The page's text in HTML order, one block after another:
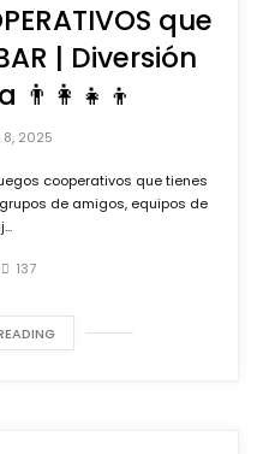
que
| Diversión
8, 2025
cooperativos que tienes
de amigos, equipos de
137